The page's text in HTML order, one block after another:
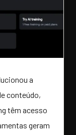
a
conteúdo,
têm acesso
geram